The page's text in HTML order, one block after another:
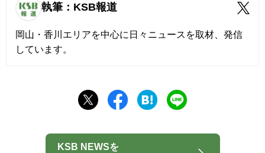
執筆：KSB報道
岡山・香川エリアを中心に日々ニュースを取材、発信
しています。
KSB NEWSを